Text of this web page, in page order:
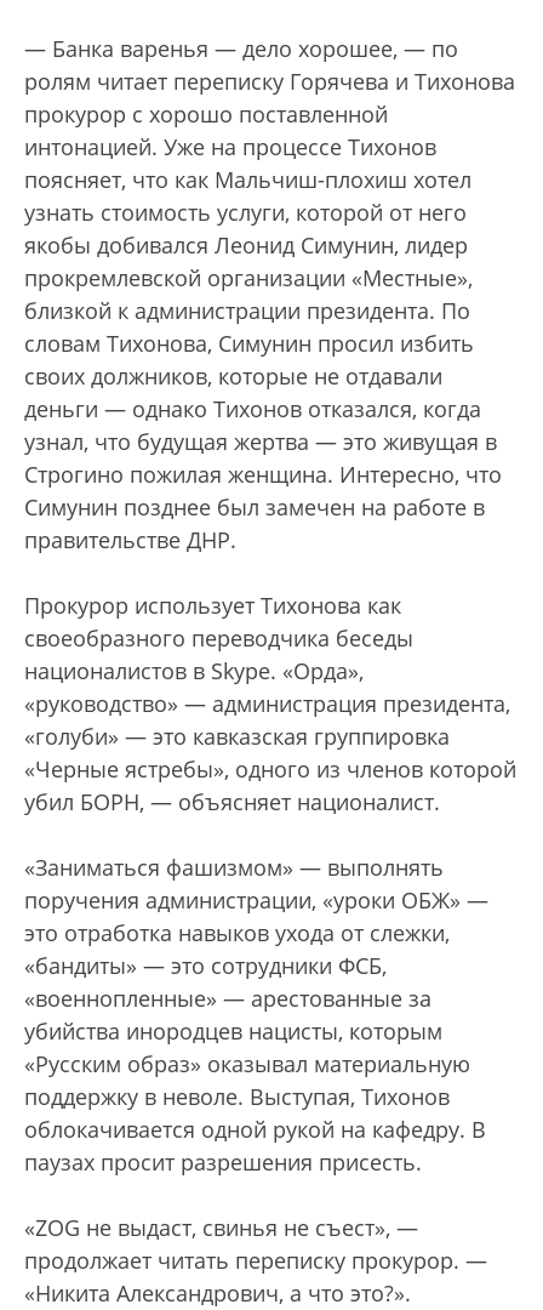
— Банка варенья — дело хорошее, — по
ролям читает переписку Горячева и Тихонова
прокурор с хорошо поставленной
интонацией. Уже на процессе Тихонов
поясняет, что как Мальчиш-плохиш хотел
узнать стоимость услуги, которой от него
якобы добивался Леонид Симунин, лидер
прокремлевской организации «Местные»,
близкой к администрации президента. По
словам Тихонова, Симунин просил избить
своих должников, которые не отдавали
деньги — однако Тихонов отказался, когда
узнал, что будущая жертва — это живущая в
Строгино пожилая женщина. Интересно, что
Симунин позднее был замечен на работе в
правительстве ДНР.
Прокурор использует Тихонова как
своеобразного переводчика беседы
националистов в Skype. «Орда»,
«руководство» — администрация президента,
«голуби» — это кавказская группировка
«Черные ястребы», одного из членов которой
убил БОРН, — объясняет националист.
«Заниматься фашизмом» — выполнять
поручения администрации, «уроки ОБЖ» —
это отработка навыков ухода от слежки,
«бандиты» — это сотрудники ФСБ,
«военнопленные» — арестованные за
убийства инородцев нацисты, которым
«Русским образ» оказывал материальную
поддержку в неволе. Выступая, Тихонов
облокачивается одной рукой на кафедру. В
паузах просит разрешения присесть.
«ZOG не выдаст, свинья не съест», —
продолжает читать переписку прокурор. —
«Никита Александрович, а что это?».